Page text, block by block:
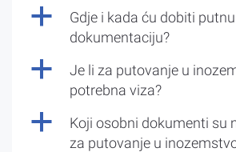
a
Gdje i kada ću dobiti putnu
dokumentaciju?
a
Je li za putovanje u
potrebna viza?
a
Koji osobni dokumenti su
za putovanje u